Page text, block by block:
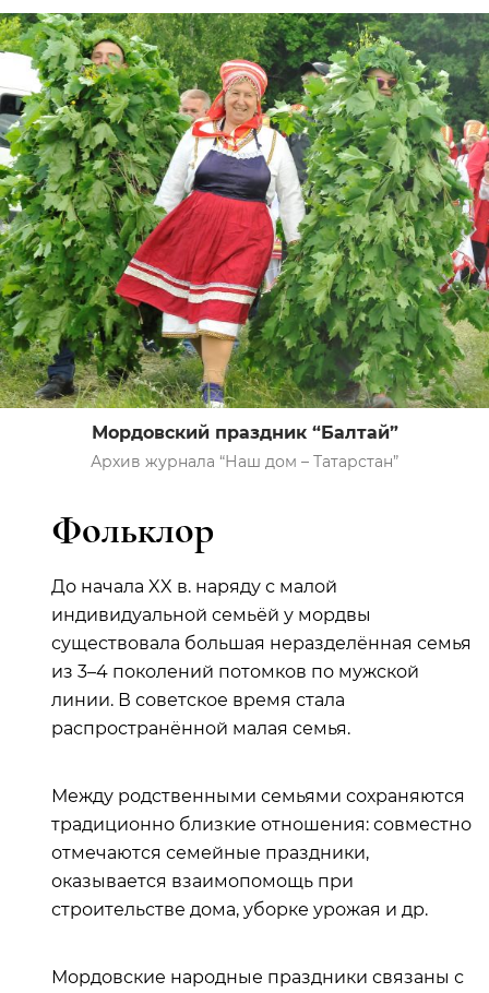
Мордовский праздник “Балтай”
Архив журнала “Наш дом – Татарстан”
Фольклор
До начала XX в. наряду с малой
индивидуальной семьёй у мордвы
существовала большая неразделённая семья
из 3–4 поколений потомков по мужской
линии. В советское время стала
распространённой малая семья.
Между родственными семьями сохраняются
традиционно близкие отношения: совместно
отмечаются семейные праздники,
оказывается взаимопомощь при
строительстве дома, уборке урожая и др.
Мордовские народные праздники связаны с